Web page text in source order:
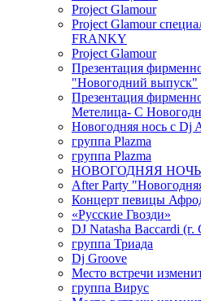
Project Glamour
Project Glamour
FRANKY
Project Glamour
Презентация
"Новогодний выпуск"
Презентация
Метелица- С
Новогодняя нось с Dj
группа Plazma
группа Plazma
НОВОГОДНЯЯ НОЧЬ
After Party
Концерт певицы
«Русские Гвозди»
DJ Natasha Baccardi
группа Триада
Dj Groove
Место встречи
группа Вирус